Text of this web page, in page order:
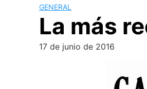
GENERAL
La más
17 de junio de 2016